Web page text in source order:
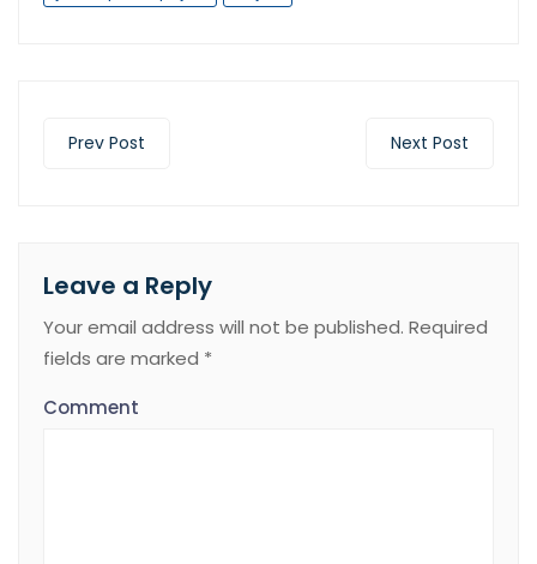
Prev Post Next Post
Leave a Reply
Your email address will not be published. Required
fields are marked *
Comment